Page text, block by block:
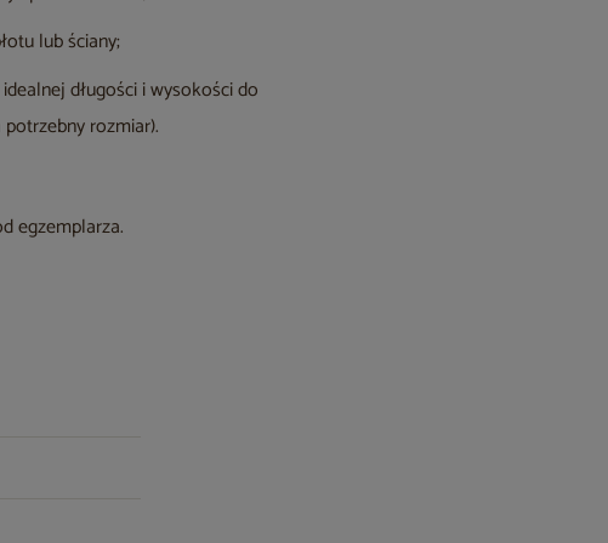
lub ściany;
długości i wysokości do
rozmiar).
egzemplarza.